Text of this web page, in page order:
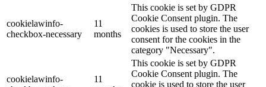
cookielawinfo-
checkbox-necessary
11
months
This cookie is set by GDPR
Cookie Consent plugin. The
cookies is used to store the user
consent for the cookies in the
category "Necessary".
cookielawinfo-
11
This cookie is set by GDPR
Cookie Consent plugin. The
cookie is used to store the user